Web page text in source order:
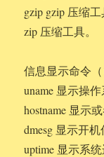
gzip gzip 压缩工
zip 压缩工具。
信息显示命令（
uname 显示操
hostname 显示
dmesg 显示开
uptime 显示系